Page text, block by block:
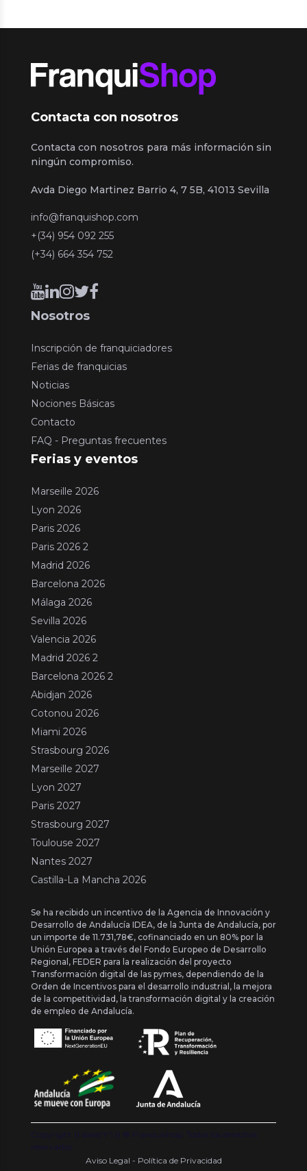
Contacta con nosotros
Contacta con nosotros para más información sin
ningún compromiso.
Avda Diego Martinez Barrio 4, 7 5B, 41013 Sevilla
info@franquishop.com
+(34) 954 092 255
(+34) 664 354 752
Nosotros
Inscripción de franquiciadores
Ferias de franquicias
Noticias
Nociones Básicas
Contacto
FAQ - Preguntas frecuentes
Ferias y eventos
Marseille 2026
Lyon 2026
Paris 2026
Paris 2026 2
Madrid 2026
Barcelona 2026
Málaga 2026
Sevilla 2026
Valencia 2026
Madrid 2026 2
Barcelona 2026 2
Abidjan 2026
Cotonou 2026
Miami 2026
Strasbourg 2026
Marseille 2027
Lyon 2027
Paris 2027
Strasbourg 2027
Toulouse 2027
Nantes 2027
Castilla-La Mancha 2026
Se ha recibido un incentivo de la Agencia de Innovación y
Desarrollo de Andalucía IDEA, de la Junta de Andalucía, por
un importe de 11.731,78€, cofinanciado en un 80% por la
Unión Europea a través del Fondo Europeo de Desarrollo
Regional, FEDER para la realización del proyecto
Transformación digital de las pymes, dependiendo de la
Orden de Incentivos para el desarrollo industrial, la mejora
de la competitividad, la transformación digital y la creación
de empleo de Andalucía.
Copyright {{ date('Y') }} ® Franquishop. Todos los derechos
reservados
Aviso Legal - Política de Privacidad